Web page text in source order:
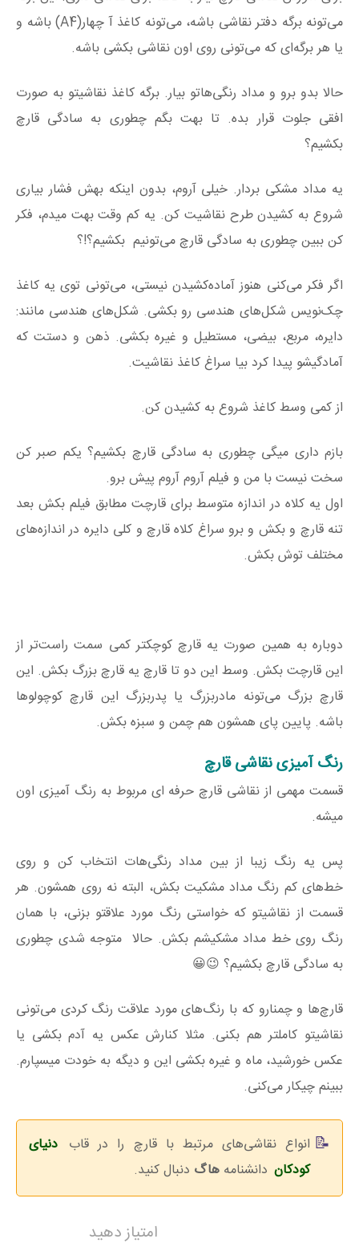
می‌تونه برگه دفتر نقاشی باشه، می‌تونه کاغذ آ چهار(A4) باشه و
یا هر برگه‌ای که می‌تونی روی اون نقاشی بکشی باشه.
حالا بدو برو و مداد رنگی‌هاتو بیار. برگه کاغذ نقاشیتو به صورت
افقی جلوت قرار بده. تا بهت بگم چطوری به سادگی قارچ
بکشیم؟
یه مداد مشکی بردار. خیلی آروم، بدون اینکه بهش فشار بیاری
شروع به کشیدن طرح نقاشیت کن. یه کم وقت بهت میدم، فکر
کن ببین چطوری به سادگی قارچ می‌تونیم بکشیم؟!؟
اگر فکر می‌کنی هنوز آماده‌کشیدن نیستی، می‌تونی توی یه کاغذ
چک‌نویس شکل‌های هندسی رو بکشی. شکل‌های هندسی مانند:
دایره، مربع، بیضی، مستطیل و غیره بکشی. ذهن و دستت که
آمادگیشو پیدا کرد بیا سراغ کاغذ نقاشیت.
از کمی وسط کاغذ شروع به کشیدن کن.
بازم داری میگی چطوری به سادگی قارچ بکشیم؟ یکم صبر کن
سخت نیست با من و فیلم آروم آروم پیش برو.
اول یه کلاه در اندازه متوسط برای قارچت مطابق فیلم بکش بعد
تنه قارچ و بکش و برو سراغ کلاه قارچ و کلی دایره در اندازه‌های
مختلف توش بکش.
دوباره به همین صورت یه قارچ کوچکتر کمی سمت راست‌تر از
این قارچت بکش. وسط این دو تا قارچ یه قارچ بزرگ بکش. این
قارچ بزرگ می‌تونه مادربزرگ یا پدربزرگ این قارچ کوچولوها
باشه. پایین پای همشون هم چمن و سبزه بکش.
رنگ آمیزی نقاشی قارچ
قسمت مهمی از نقاشی قارچ حرفه ای مربوط به رنگ آمیزی اون
میشه.
پس یه رنگ زیبا از بین مداد رنگی‌هات انتخاب کن و روی
خط‌های کم رنگ مداد مشکیت بکش، البته نه روی همشون. هر
قسمت از نقاشیتو که خواستی رنگ مورد علاقتو بزنی، با همان
رنگ روی خط مداد مشکیشم بکش. حالا متوجه شدی چطوری
به سادگی قارچ بکشیم؟ 😉😀
قارچ‌ها و چمنارو که با رنگ‌های مورد علاقت رنگ کردی می‌تونی
نقاشیتو کاملتر هم بکنی. مثلا کنارش عکس یه آدم بکشی یا
عکس خورشید، ماه و غیره بکشی این و دیگه به خودت میسپارم.
ببینم چیکار می‌کنی.
انواع نقاشی‌های مرتبط با قارچ را در قاب دنیای
کودکان دانشنامه هاگ دنبال کنید.
امتیاز دهید